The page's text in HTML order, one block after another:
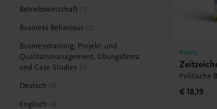
Betriebswirtschaft 7
Business Behaviour 2
Businesstraining, Projekt- und
Qualitätsmanagement, Übungsfirma
und Case Studies
3
Deutsch 9
Englisch 4
Bildung
Politische
€ 18,19